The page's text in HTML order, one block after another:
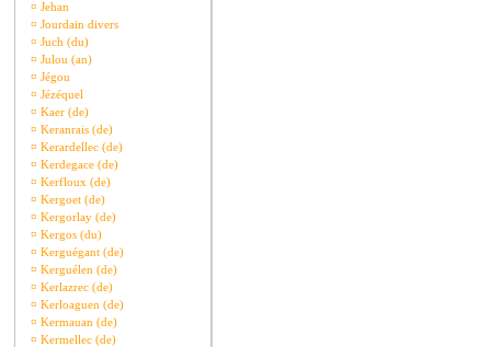
¤ Jehan
¤ Jourdain divers
¤ Juch (du)
¤ Julou (an)
¤ Jégou
¤ Jézéquel
¤ Kaer (de)
¤ Keranrais (de)
¤ Kerardellec (de)
¤ Kerdegace (de)
¤ Kerfloux (de)
¤ Kergoet (de)
¤ Kergorlay (de)
¤ Kergos (du)
¤ Kerguégant (de)
¤ Kerguélen (de)
¤ Kerlazrec (de)
¤ Kerloaguen (de)
¤ Kermauan (de)
¤ Kermellec (de)